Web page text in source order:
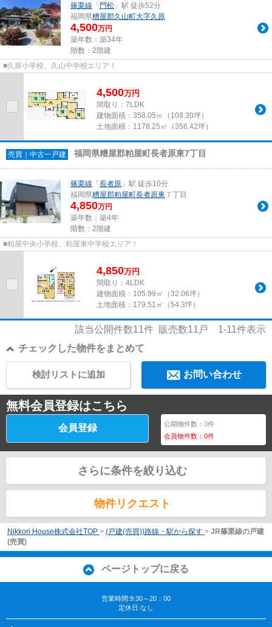
篠栗線 「 門松 」駅 徒歩52分
福岡県糟屋郡久山町大字久原
4,500万円
築年数：築34年
階数：2階建
■久原小学校、久山中学校エリア！
4,500万円
間取り：7LDK
建物面積： 358.05㎡（108.30坪）
土地面積： 1178.25㎡（356.42坪）
売買｜中古一戸建 福岡県糟屋郡粕屋町長者原東7丁目
篠栗線 「 長者原 」駅 徒歩10分
福岡県糟屋郡粕屋町長者原東 ７丁目
4,850万円
築年数：築4年
階数：2階建
■粕屋中央小学校、粕屋東中学校エリア！
4,850万円
間取り：4LDK
建物面積： 105.99㎡（32.06坪）
土地面積： 179.51㎡（54.3坪）
該当公開件数11件 販売数11 戸 1-11件表示
チェックした物件をまとめて
お問い合わせ
検討リストに追加
無料会員登録はこちら
会員登録 公開物件数：0件
会員物件数：0件
さらに条件を絞り込む
物件リクエスト
Nikkori House株式会社TOP > (戸建(売買))路線・駅から探す > JR篠栗線の戸建
(売買)
ページトップに戻る
営業時間:9:30～20：00
定休日:なし